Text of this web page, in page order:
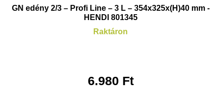
GN edény 2/3 – Profi Line – 3 L – 354x325x(H)40 mm -
HENDI 801345
Raktáron
6.980 Ft